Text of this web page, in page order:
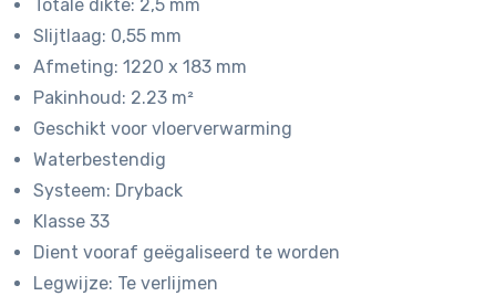
€ 43,95.€ 37,95.
Totale dikte: 2,5 mm
Slijtlaag: 0,55 mm
Afmeting: 1220 x 183 mm
Pakinhoud: 2.23 m²
Geschikt voor vloerverwarming
Waterbestendig
Systeem: Dryback
Klasse 33
Dient vooraf geëgaliseerd te worden
Legwijze: Te verlijmen